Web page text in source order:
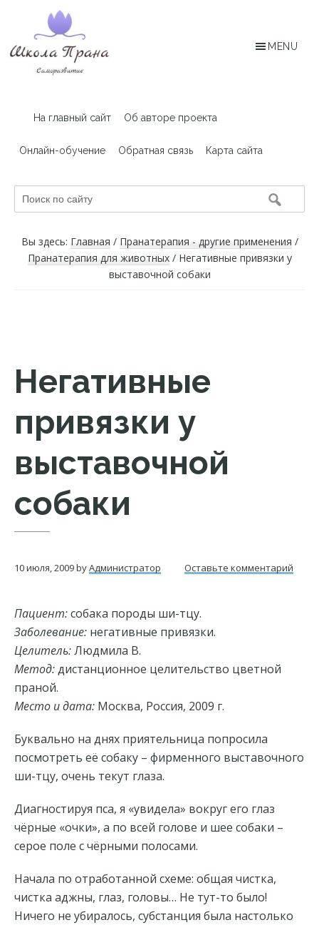
main
content
footer
сайта
PranaRussia.in
пранолечению
На главный сайт Об авторе проекта
Онлайн-обучение Обратная связь Карта сайта
Поиск
по
MENU
Вы здесь: Главная / Пранатерапия - другие применения /
Пранатерапия для животных /Негативные привязки у
выставочной собаки
Негативные
привязки у
выставочной
собаки
10 июля, 2009byАдминистратор Оставьте комментарий
Пациент:собака породы ши-тцу.
Заболевание: негативные привязки.
Целитель:Людмила В.
Метод:дистанционное целительство цветной
праной.
Место и дата: Москва, Россия, 2009 г.
Буквально на днях приятельница попросила
посмотреть её собаку – фирменного выставочного
ши-тцу, очень текут глаза.
Диагностируя пса, я «увидела» вокруг его глаз
чёрные «очки», а по всей голове и шее собаки –
серое поле с чёрными полосами.
Начала по отработанной схеме: общая чистка,
чистка аджны, глаз, головы… Не тут-то было!
Ничего не убиралось, субстанция была настолько